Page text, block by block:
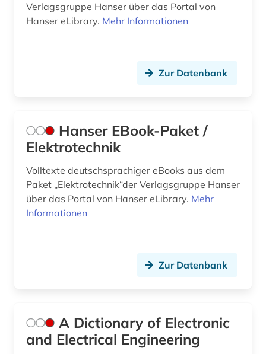
Verlagsgruppe Hanser über das Portal von
Hanser eLibrary. Mehr Informationen
Zur Datenbank
Hanser EBook-Paket /
Elektrotechnik
Volltexte deutschsprachiger eBooks aus dem
Paket „Elektrotechnik“der Verlagsgruppe Hanser
über das Portal von Hanser eLibrary. Mehr
Informationen
Zur Datenbank
A Dictionary of Electronic
and Electrical Engineering